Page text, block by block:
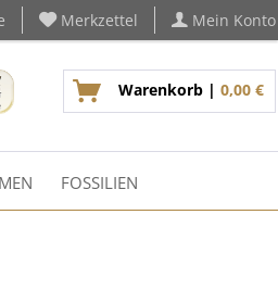
Merkzettel Mein Konto
Warenkorb | 0,00 €
FOSSILIEN